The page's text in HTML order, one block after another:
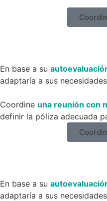
En base a su
adaptaría a sus
Coordine una reunión con
definir la póliza adecuada
En base a su
adaptaría a sus